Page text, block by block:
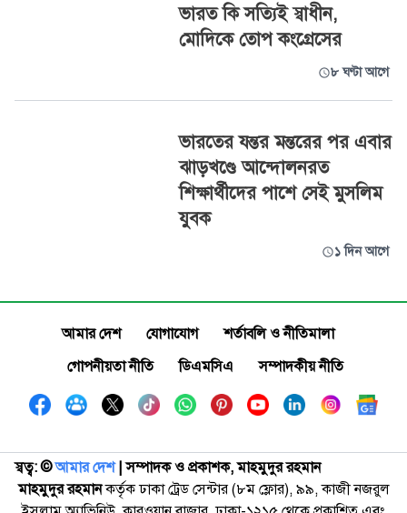
ভারত কি সত্যিই স্বাধীন,
মোদিকে তোপ কংগ্রেসের
৮ ঘণ্টা আগে
ভারতের যন্তর মন্তরের পর এবার
ঝাড়খণ্ডে আন্দোলনরত
শিক্ষার্থীদের পাশে সেই মুসলিম
যুবক
১ দিন আগে
আমার দেশ যোগাযোগ
শর্তাবলি ও নীতিমালা
গোপনীয়তা নীতি
ডিএমসিএ সম্পাদকীয় নীতি
স্বত্ব: ©️আমার দেশ| সম্পাদক ও প্রকাশক, মাহমুদুর রহমান
মাহমুদুর রহমানকর্তৃক ঢাকা ট্রেড সেন্টার (৮ম ফ্লোর), ৯৯, কাজী নজরুল